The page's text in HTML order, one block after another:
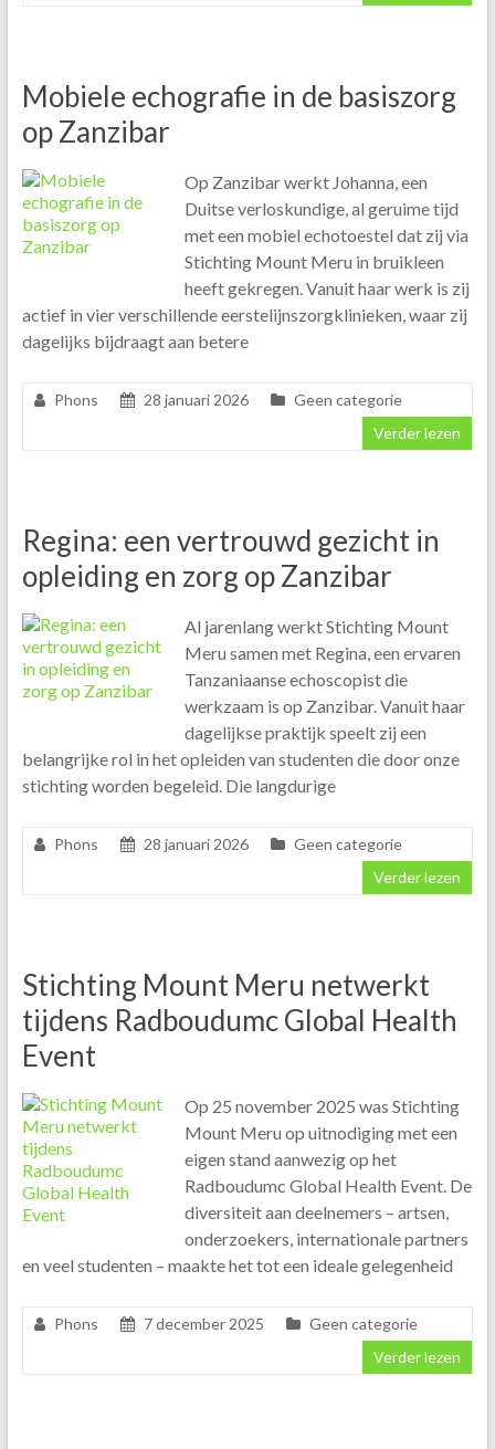
Mobiele echografie in de basiszorg
op Zanzibar
Op Zanzibar werkt Johanna, een
Duitse verloskundige, al geruime tijd
met een mobiel echotoestel dat zij via
Stichting Mount Meru in bruikleen
heeft gekregen. Vanuit haar werk is zij
actief in vier verschillende eerstelijnszorgklinieken, waar zij
dagelijks bijdraagt aan betere
Phons 28 januari 2026
Geen categorie
Verder lezen
Regina: een vertrouwd gezicht in
opleiding en zorg op Zanzibar
Al jarenlang werkt Stichting Mount
Meru samen met Regina, een ervaren
Tanzaniaanse echoscopist die
werkzaam is op Zanzibar. Vanuit haar
dagelijkse praktijk speelt zij een
belangrijke rol in het opleiden van studenten die door onze
stichting worden begeleid. Die langdurige
Phons 28 januari 2026
Geen categorie
Verder lezen
Stichting Mount Meru netwerkt
tijdens Radboudumc Global Health
Event
Op 25 november 2025 was Stichting
Mount Meru op uitnodiging met een
eigen stand aanwezig op het
Radboudumc Global Health Event. De
diversiteit aan deelnemers – artsen,
onderzoekers, internationale partners
en veel studenten – maakte het tot een ideale gelegenheid
Phons 7 december 2025
Geen categorie
Verder lezen